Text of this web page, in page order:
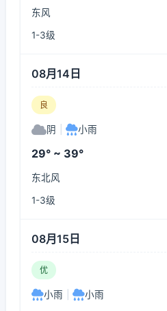
东风
1-3级
08月14日
良
阴 小雨
29° ~ 39°
东北风
1-3级
08月15日
优
小雨 小雨